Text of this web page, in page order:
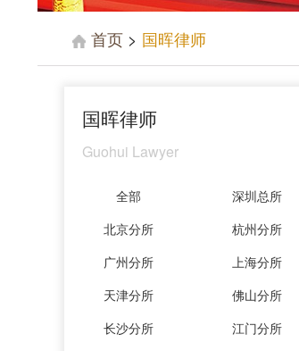
首页> 国晖律师
国晖律师
Guohui Lawyer
全部
深圳总所
北京分所
杭州分所
广州分所
上海分所
天津分所
佛山分所
长沙分所
江门分所